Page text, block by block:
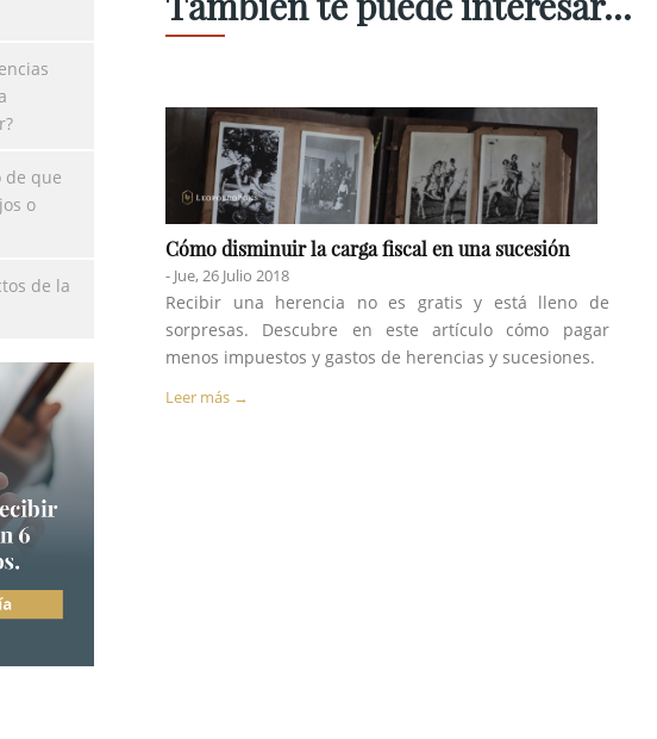
de que
o
de la
Cómo disminuir la carga fiscal en una sucesión
- Jue, 26 Julio 2018
Recibir una herencia no es gratis y está lleno de
sorpresas. Descubre en este artículo cómo pagar
menos impuestos y gastos de herencias y sucesiones.
Leer más →